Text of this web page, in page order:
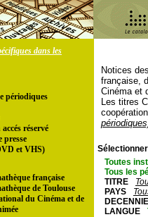
dans les
périodiques
réservé
presse
et VHS)
française
de Toulouse
du Cinéma et de
Notices
française,
Cinéma et
Les titres
Toutes
Tous les
TITRE
PAYS
DECENNIE
LANGUE